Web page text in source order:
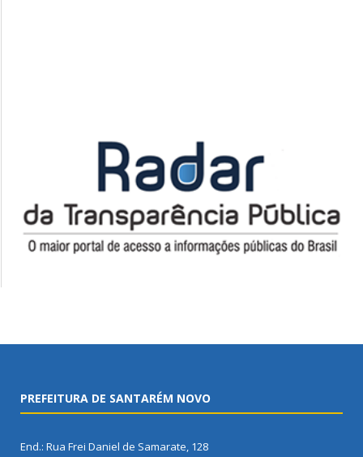
PREFEITURA DE SANTARÉM NOVO
End.: Rua Frei Daniel de Samarate, 128